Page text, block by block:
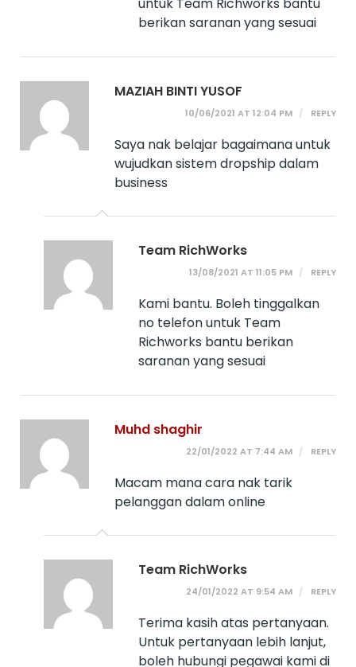
untuk Team Richworks bantu
berikan saranan yang sesuai
MAZIAH BINTI YUSOF
10/06/2021 AT 12:04 PM REPLY
Saya nak belajar bagaimana untuk
wujudkan sistem dropship dalam
business
Team RichWorks
13/08/2021 AT 11:05 PM REPLY
Kami bantu. Boleh tinggalkan
no telefon untuk Team
Richworks bantu berikan
saranan yang sesuai
Muhd shaghir
22/01/2022 AT 7:44 AM REPLY
Macam mana cara nak tarik
pelanggan dalam online
Team RichWorks
24/01/2022 AT 9:54 AM REPLY
Terima kasih atas pertanyaan.
Untuk pertanyaan lebih lanjut,
boleh hubungi pegawai kami di